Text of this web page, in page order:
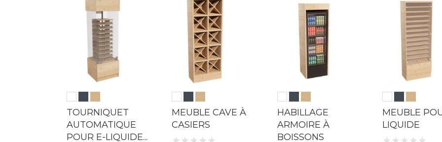
TOURNIQUET
AUTOMATIQUE
POUR E-LIQUIDE...
MEUBLE CAVE À
CASIERS
HABILLAGE
ARMOIRE À
BOISSONS
MEUBLE
LIQUIDE